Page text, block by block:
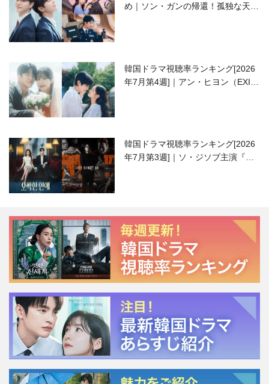
め｜ソン・ガンの帰還！孤独な天才
韓国ドラマ視聴率ランキング[2026
年7月第4週]｜アン・ヒヨン（EXID
韓国ドラマ視聴率ランキング[2026
年7月第3週]｜ソ・ジソブ主演『エ